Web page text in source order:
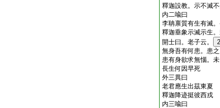
釋迦設教。示不滅
内二喩曰
李聃禀質有生有滅
釋迦垂象示滅示生
開士曰。老子云。
2
無身吾有何患。患
患有身欲求無惱。
長生何因早死
外三異曰
老君應生出茲東夏
釋迦降迹挺彼西戎
内三喩曰